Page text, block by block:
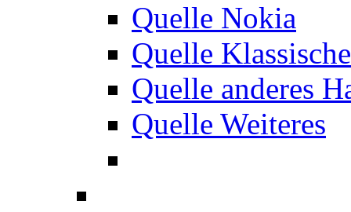
Quelle Nokia
Quelle
Quelle anderes
Quelle Weiteres